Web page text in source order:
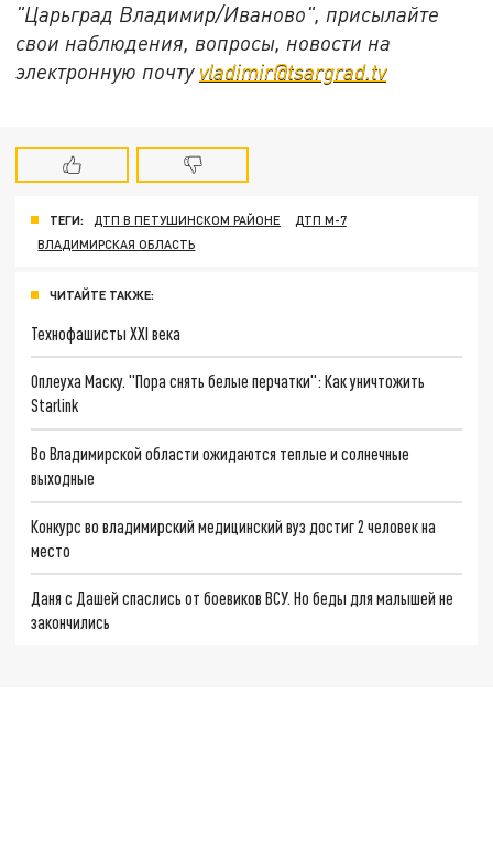
"Царьград Владимир/Иваново", присылайте
свои наблюдения, вопросы, новости на
электронную почту vladimir@tsargrad.tv
ТЕГИ: ДТП В ПЕТУШИНСКОМ РАЙОНЕ
ДТП М-7
ВЛАДИМИРСКАЯ ОБЛАСТЬ
ЧИТАЙТЕ ТАКЖЕ:
Технофашисты XXI века
Оплеуха Маску. "Пора снять белые перчатки": Как уничтожить
Starlink
Во Владимирской области ожидаются теплые и солнечные
выходные
Конкурс во владимирский медицинский вуз достиг 2 человек на
место
Даня с Дашей спаслись от боевиков ВСУ. Но беды для малышей не
закончились